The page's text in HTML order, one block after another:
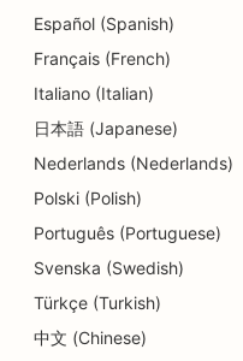
SEO para serviços
SEO para clínicas
SEO para clientes
SEO para lojas de
SEO para serviços
SEO para lojas de
Español (Spanish)
Français (French)
Italiano (Italian)
日本語 (Japanese)
Nederlands (Nederlands)
Polski (Polish)
Português (Portuguese)
Svenska (Swedish)
Türkçe (Turkish)
中文 (Chinese)